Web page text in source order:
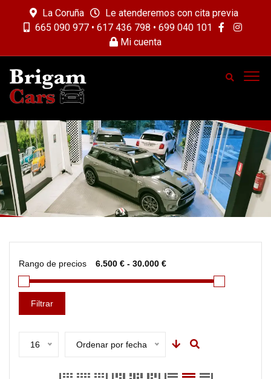
La Coruña
Le atenderemos con cita previa
665 090 977 • 617 436 798 • 699 040 101
Mi cuenta
Rango de precios
Filtrar
16 Ordenar por fecha